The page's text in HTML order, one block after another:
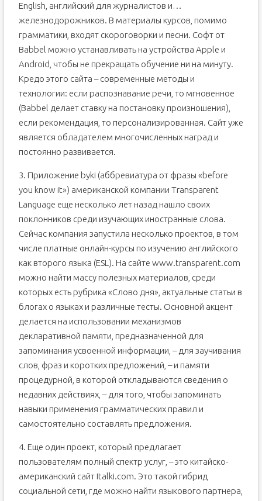
English, английский для журналистов и…
железнодорожников. В материалы курсов, помимо
грамматики, входят скороговорки и песни. Софт от
Babbel можно устанавливать на устройства Apple и
Android, чтобы не прекращать обучение ни на минуту.
Кредо этого сайта – современные методы и
технологии: если распознавание речи, то мгновенное
(Babbel делает ставку на постановку произношения),
если рекомендация, то персонализированная. Сайт уже
является обладателем многочисленных наград и
постоянно развивается.
3. Приложение byki (аббревиатура от фразы «before
you know it») американской компании Transparent
Language еще несколько лет назад нашло своих
поклонников среди изучающих иностранные слова.
Сейчас компания запустила несколько проектов, в том
числе платные онлайн-курсы по изучению английского
как второго языка (ESL). На сайте www.transparent.com
можно найти массу полезных материалов, среди
которых есть рубрика «Слово дня», актуальные статьи в
блогах о языках и различные тесты. Основной акцент
делается на использовании механизмов
декларативной памяти, предназначенной для
запоминания усвоенной информации, – для заучивания
слов, фраз и коротких предложений, – и памяти
процедурной, в которой откладываются сведения о
недавних действиях, – для того, чтобы запоминать
навыки применения грамматических правил и
самостоятельно составлять предложения.
4. Еще один проект, который предлагает
пользователям полный спектр услуг, – это китайско-
американский сайт Italki.com. Это такой гибрид
социальной сети, где можно найти языкового партнера,